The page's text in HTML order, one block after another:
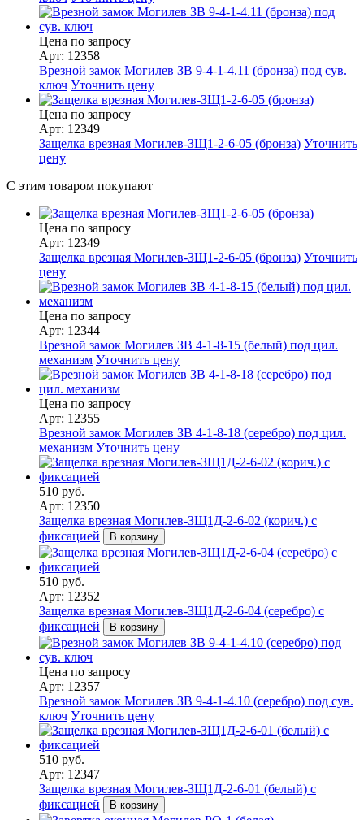
Цена по запросу
Арт: 12358
Врезной замок Могилев ЗВ 9-4-1-4.11 (бронза) под сув.
ключ Уточнить цену
Цена по запросу
Арт: 12349
Защелка врезная Могилев-ЗЩ1-2-6-05 (бронза) Уточнить
цену
С этим товаром покупают
Цена по запросу
Арт: 12349
Защелка врезная Могилев-ЗЩ1-2-6-05 (бронза) Уточнить
цену
Цена по запросу
Арт: 12344
Врезной замок Могилев ЗВ 4-1-8-15 (белый) под цил.
механизм Уточнить цену
Цена по запросу
Арт: 12355
Врезной замок Могилев ЗВ 4-1-8-18 (серебро) под цил.
механизм Уточнить цену
510 руб.
Арт: 12350
Защелка врезная Могилев-ЗЩ1Д-2-6-02 (корич.) с
фиксацией
В корзину
510 руб.
Арт: 12352
Защелка врезная Могилев-ЗЩ1Д-2-6-04 (серебро) с
фиксацией
В корзину
Цена по запросу
Арт: 12357
Врезной замок Могилев ЗВ 9-4-1-4.10 (серебро) под сув.
ключ Уточнить цену
510 руб.
Арт: 12347
Защелка врезная Могилев-ЗЩ1Д-2-6-01 (белый) с
фиксацией
В корзину